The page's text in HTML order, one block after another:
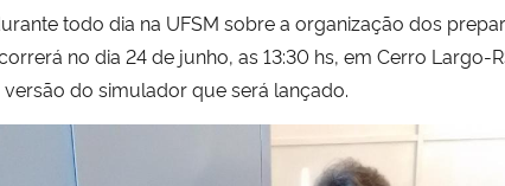
todo dia na UFSM sobre a organização dos
no dia 24 de junho, as 13:30 hs, em Cerro Largo-
do simulador que será lançado.